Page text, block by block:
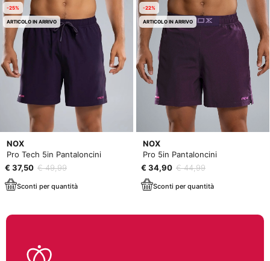
NOX
Pro Tech 5in Pantaloncini
€ 37,50 € 49,99
Sconti per quantità
-25%
ARTICOLO IN ARRIVO
NOX
Pro 5in Pantaloncini
€ 34,90 € 44,99
Sconti per quantità
-22%
ARTICOLO IN ARRIVO